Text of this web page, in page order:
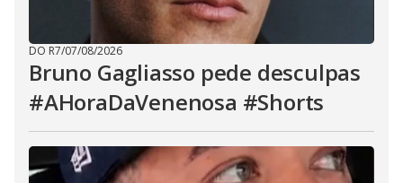
DO R7/07/08/2026
Bruno Gagliasso pede desculpas
#AHoraDaVenenosa #Shorts